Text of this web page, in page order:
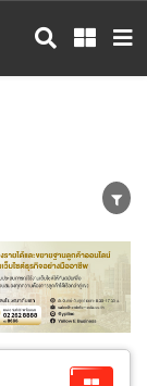
Dealer